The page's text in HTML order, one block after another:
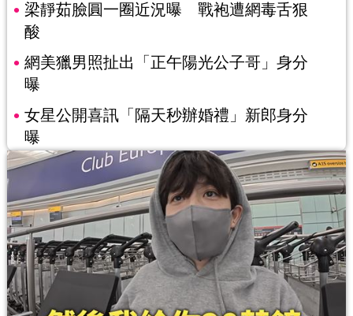
梁靜茹臉圓一圈近況曝 戰袍遭網毒舌狠
酸
網美獵男照扯出「正午陽光公子哥」身分
曝
女星公開喜訊「隔天秒辦婚禮」新郎身分
曝